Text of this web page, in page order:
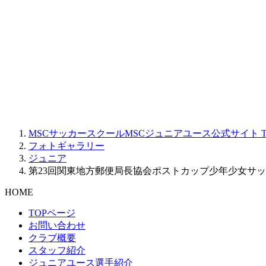
MSCサッカースクールMSCジュニアユース公式サイト
フォトギャラリー
ジュニア
第23回関東地方郵便局長協会ポストカップ少年少女サ
HOME
TOPページ
お問い合わせ
クラブ概要
スタッフ紹介
ジュニアユース選手紹介